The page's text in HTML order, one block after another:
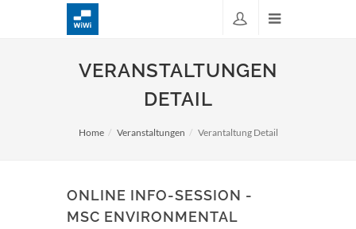
VERANSTALTUNGEN
DETAIL
Home Veranstaltungen Verantaltung Detail
ONLINE INFO-SESSION -
MSC ENVIRONMENTAL